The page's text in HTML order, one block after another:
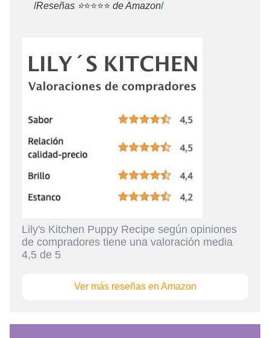
/Reseñas ⭐⭐⭐⭐⭐ de Amazon/
Lily's Kitchen Puppy Recipe según opiniones
de compradores tiene una valoración media
4,5 de 5
Ver más reseñas en Amazon